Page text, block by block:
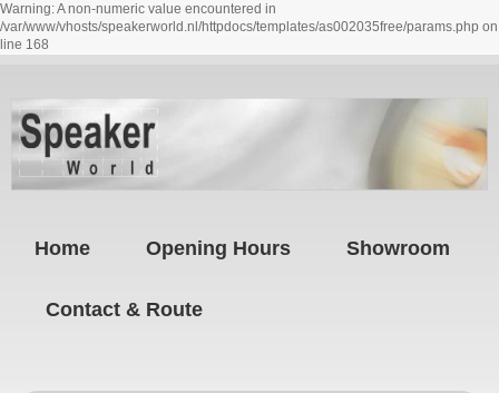
Warning: A non-numeric value encountered in
/var/www/vhosts/speakerworld.nl/httpdocs/templates/as002035free/params.php on
line 168
Home Opening Hours Showroom
Contact & Route